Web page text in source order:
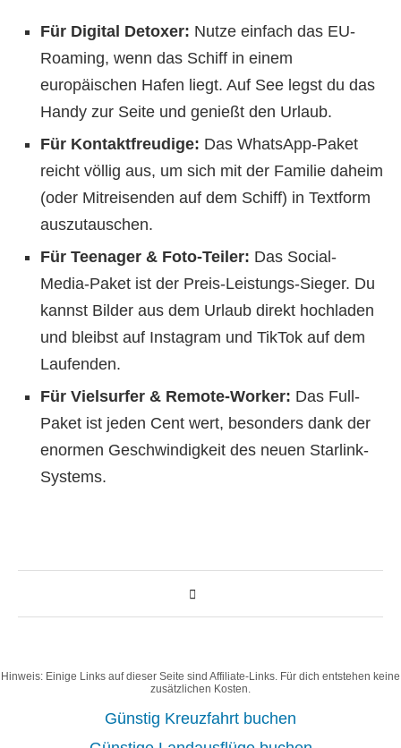
Für Digital Detoxer: Nutze einfach das EU-
Roaming, wenn das Schiff in einem
europäischen Hafen liegt. Auf See legst du das
Handy zur Seite und genießt den Urlaub.
Für Kontaktfreudige: Das WhatsApp-Paket
reicht völlig aus, um sich mit der Familie daheim
(oder Mitreisenden auf dem Schiff) in Textform
auszutauschen.
Für Teenager & Foto-Teiler: Das Social-
Media-Paket ist der Preis-Leistungs-Sieger. Du
kannst Bilder aus dem Urlaub direkt hochladen
und bleibst auf Instagram und TikTok auf dem
Laufenden.
Für Vielsurfer & Remote-Worker: Das Full-
Paket ist jeden Cent wert, besonders dank der
enormen Geschwindigkeit des neuen Starlink-
Systems.
Hinweis: Einige Links auf dieser Seite sind Affiliate-Links. Für dich entstehen keine
zusätzlichen Kosten.
Günstig Kreuzfahrt buchen